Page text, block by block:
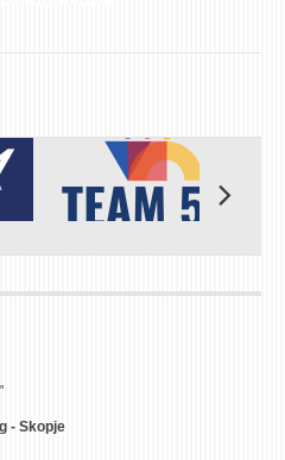
- Skopje